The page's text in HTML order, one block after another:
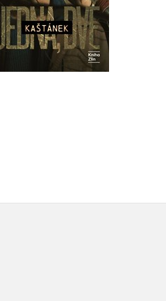
Do košíku
499 Kč
399 Kč